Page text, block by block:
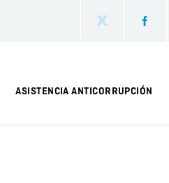
ASISTENCIA ANTICORRUPCIÓN